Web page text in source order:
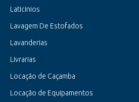
Laticinios
Lavagem De Estofados
Lavanderias
Livrarias
Locação de Caçamba
Locação de Equipamentos